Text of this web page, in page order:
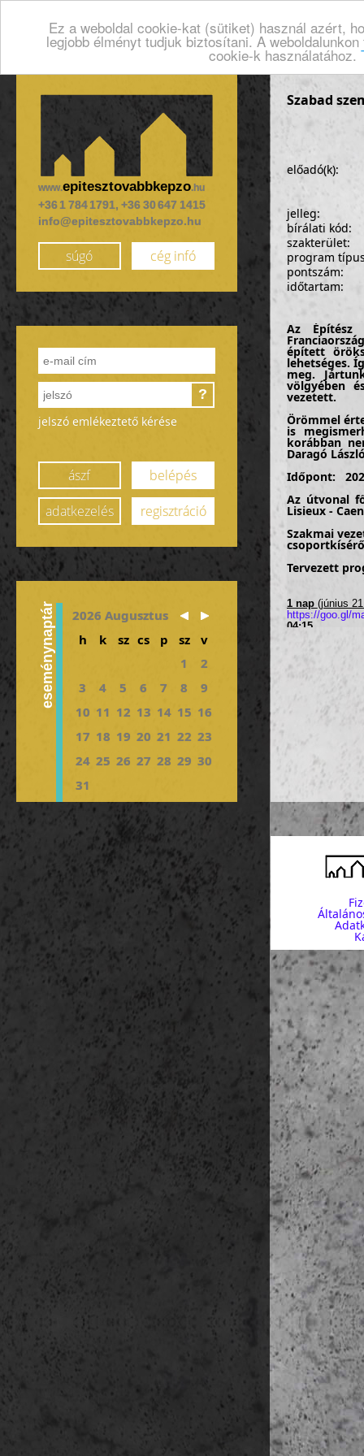
Ez a weboldal cookie-kat (sütiket) használ azért,
legjobb élményt tudjuk biztosítani. A
cookie-k használatához.
www.epitesztovabbkepzo.hu
+36 1 784 1791, +36 30 647 1415
info@epitesztovabbkepzo.hu
súgó cég infó
?
jelszó emlékeztető kérése
ászf
belépés
adatkezelés
regisztráció
eseménynaptár
2026 Augusztus
h
k sz cs p sz
v
1
2
3
4 5 6 7 8
9
10 11 12 13 14 15 16
17 18 19 20 21 22 23
24 25 26 27 28 29 30
31
Szabad
előadó(k):
jelleg:
bírálati kód:
szakterület:
program
pontszám:
időtartam:
Az Építész
épített
lehetséges.
meg.
völgyében
vezetett.
Örömmel
is
korábban
Daragó
Időpont:
Az útvonal
Lisieux -
Szakmai
Tervezett
1 nap (június
https://goo.gl/
04:15találkozó
06:15-08:35
09:10-10:00
10:50-11:30
11:30-13:00
Chateau
o
13:00-14:00
14:00-17:45
csomagok
·Katedrális
Saint Maclou
Saint-Ouen
·Jean d’Arc
Gros
Place de
Hotel de
szállás: Rouen
(június
https://goo.gl/
07:00-08:00
08:00-09:15
09:20-10:00
10:00-10:30
10:30-11:00
11:00-11:30
11:30-13:00
·Szt. Katalin
·Séta a régi
o
oSaint-
oSóraktárak
13:00-13:30
13:30-14:30
14:30-15:00
15:00-15:30
·Notre Dame
·
·
Polgárházak
15:30-15:45
15:45-16:15
· Fontenelle
·Saint-Saturnin
16:15-16:45
16:45-17:30
17:30-18:00
18:00-18:30
18:30-19:00
kb. 19:00-
szállás: Rouen
3. nap(június
https://goo.gl/
07:00-08:15
08:15-09:30
09:30-10:15
10:15-11:00
11:00-12:00
Saint-Pierre
12:00-13:00
13:00-14:00
14:00-14:45
15:00-18:30
·régi vár
·Szt. Péter